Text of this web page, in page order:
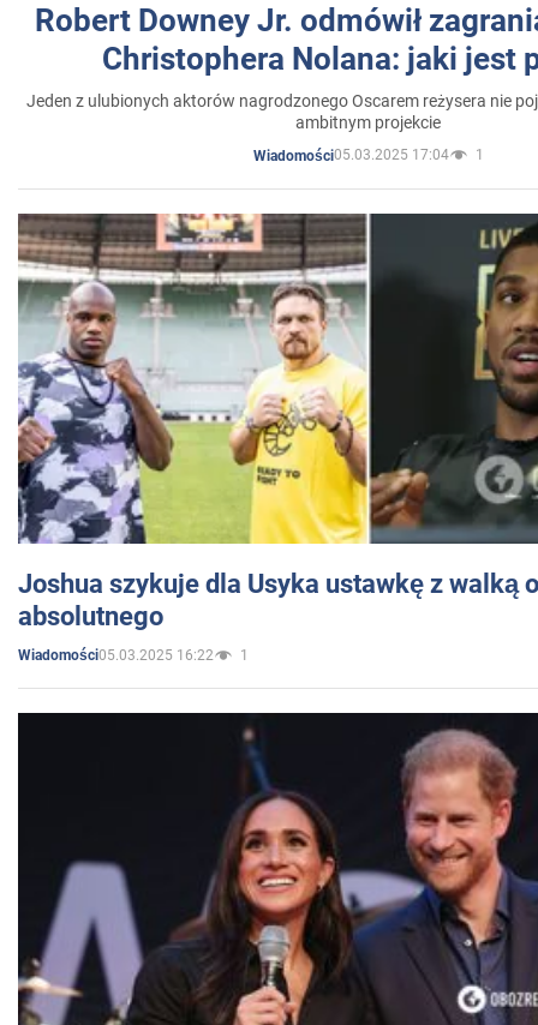
Robert Downey Jr. odmówił
Christophera Nolana: jaki jest
Jeden z ulubionych aktorów nagrodzonego Oscarem reżysera nie
ambitnym projekcie
Wiadomości05.03.2025 17:04 1
Joshua szykuje dla Usyka ustawkę z walką
absolutnego
Wiadomości05.03.2025 16:22 1